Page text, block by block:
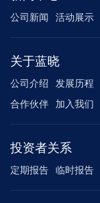
公司新闻 活动展示
关于蓝晓
公司介绍 发展历程
合作伙伴 加入我们
投资者关系
定期报告 临时报告